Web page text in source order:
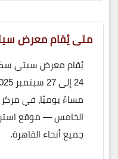
متى يُقام معرض
مساءً يوميًا، في
الخامس — موقع
جميع أنحاء القاهرة.